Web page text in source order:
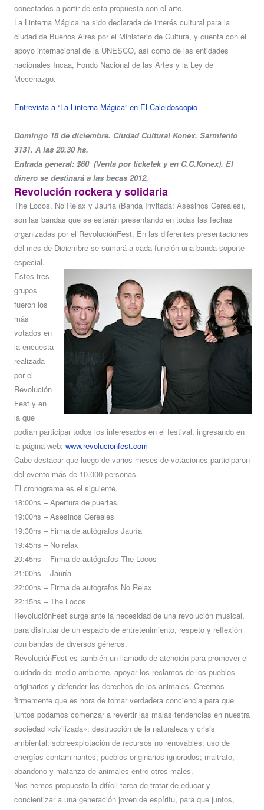
conectados a partir de esta propuesta con el arte.
La Linterna Mágica ha sido declarada de interés cultural para la
ciudad de Buenos Aires por el Ministerio de Cultura, y cuenta con el
apoyo internacional de la UNESCO, así como de las entidades
nacionales Incaa, Fondo Nacional de las Artes y la Ley de
Mecenazgo.
Entrevista a “La Linterna Mágica” en El Caleidoscopio
Domingo 18 de diciembre. Ciudad Cultural Konex. Sarmiento
3131. A las 20.30 hs.
Entrada general: $60 (Venta por ticketek y en C.C.Konex). El
dinero se destinará a las becas 2012.
Revolución rockera y solidaria
The Locos, No Relax y Jauría (Banda Invitada: Asesinos Cereales),
son las bandas que se estarán presentando en todas las fechas
organizadas por el RevoluciónFest. En las diferentes presentaciones
del mes de Diciembre se sumará a cada función una banda soporte
especial.
Estos tres
grupos
fueron los
más
votados en
la encuesta
realizada
por el
Revolución
Fest y en
la que
podían participar todos los interesados en el festival, ingresando en
la página web: www.revolucionfest.com
Cabe destacar que luego de varios meses de votaciones participaron
del evento más de 10.000 personas.
El cronograma es el siguiente.
18:00hs – Apertura de puertas
19:00hs – Asesinos Cereales
19:30hs – Firma de autógrafos Jauría
19:45hs – No relax
20:45hs – Firma de autógrafos The Locos
21:00hs – Jauría
22:00hs – Firma de autografos No Relax
22:15hs – The Locos
RevoluciónFest surge ante la necesidad de una revolución musical,
para disfrutar de un espacio de entretenimiento, respeto y reflexión
con bandas de diversos géneros.
RevoluciónFest es también un llamado de atención para promover el
cuidado del medio ambiente, apoyar los reclamos de los pueblos
originarios y defender los derechos de los animales. Creemos
firmemente que es hora de tomar verdadera conciencia para que
juntos podamos comenzar a revertir las malas tendencias en nuestra
sociedad «civilizada»: destrucción de la naturaleza y crisis
ambiental; sobreexplotación de recursos no renovables; uso de
energías contaminantes; pueblos originarios ignorados; maltrato,
abandono y matanza de animales entre otros males.
Nos hemos propuesto la difícil tarea de tratar de educar y
concientizar a una generación joven de espíritu, para que juntos,